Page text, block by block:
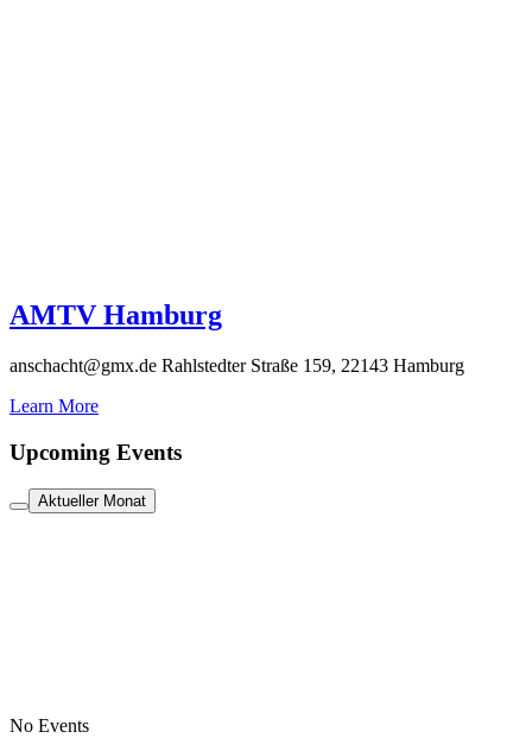
AMTV Hamburg
anschacht@gmx.de Rahlstedter Straße 159, 22143 Hamburg
Learn More
Upcoming Events
Aktueller Monat
No Events